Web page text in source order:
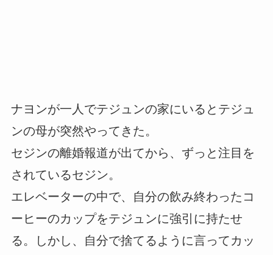
ナヨンが一人でテジュンの家にいるとテジュ
ンの母が突然やってきた。
セジンの離婚報道が出てから、ずっと注目を
されているセジン。
エレベーターの中で、自分の飲み終わったコ
ーヒーのカップをテジュンに強引に持たせ
る。しかし、自分で捨てるように言ってカッ